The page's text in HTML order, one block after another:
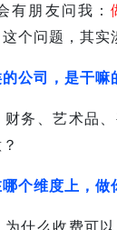
有朋友问我：
这个问题，其实
公司，是干嘛
财务、艺术品
个维度上，做
为什么收费可